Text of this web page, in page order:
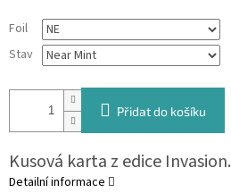
Foil
Stav
Přidat do košíku
Kusová karta z edice Invasion.
Detailní informace